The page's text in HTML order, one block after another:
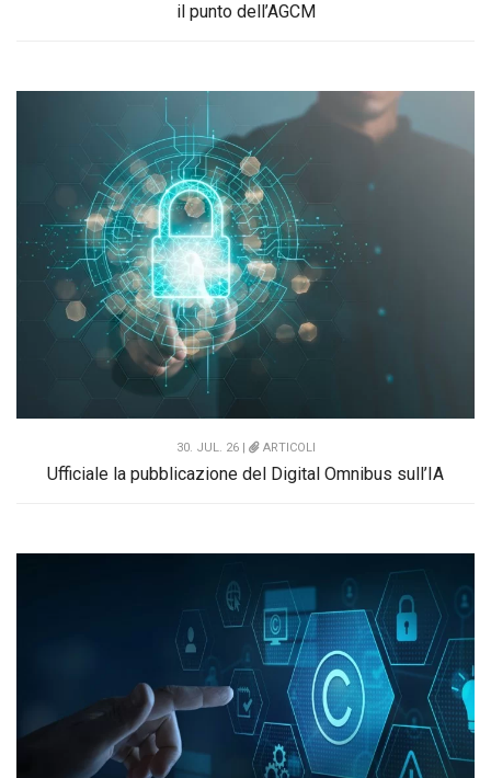
il punto dell’AGCM
30. JUL. 26 | ARTICOLI
Ufficiale la pubblicazione del Digital Omnibus sull’IA